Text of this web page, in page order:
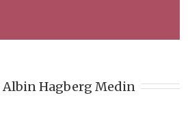
Albin Hagberg Medin